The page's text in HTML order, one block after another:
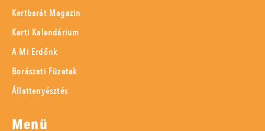
Kertbarát Magazin
Kerti Kalendárium
A Mi Erdőnk
Borászati Füzetek
Állattenyésztés
Menü